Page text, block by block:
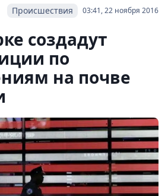
03:41, 22 ноября 2016
Происшествия
создадут
по
на почве